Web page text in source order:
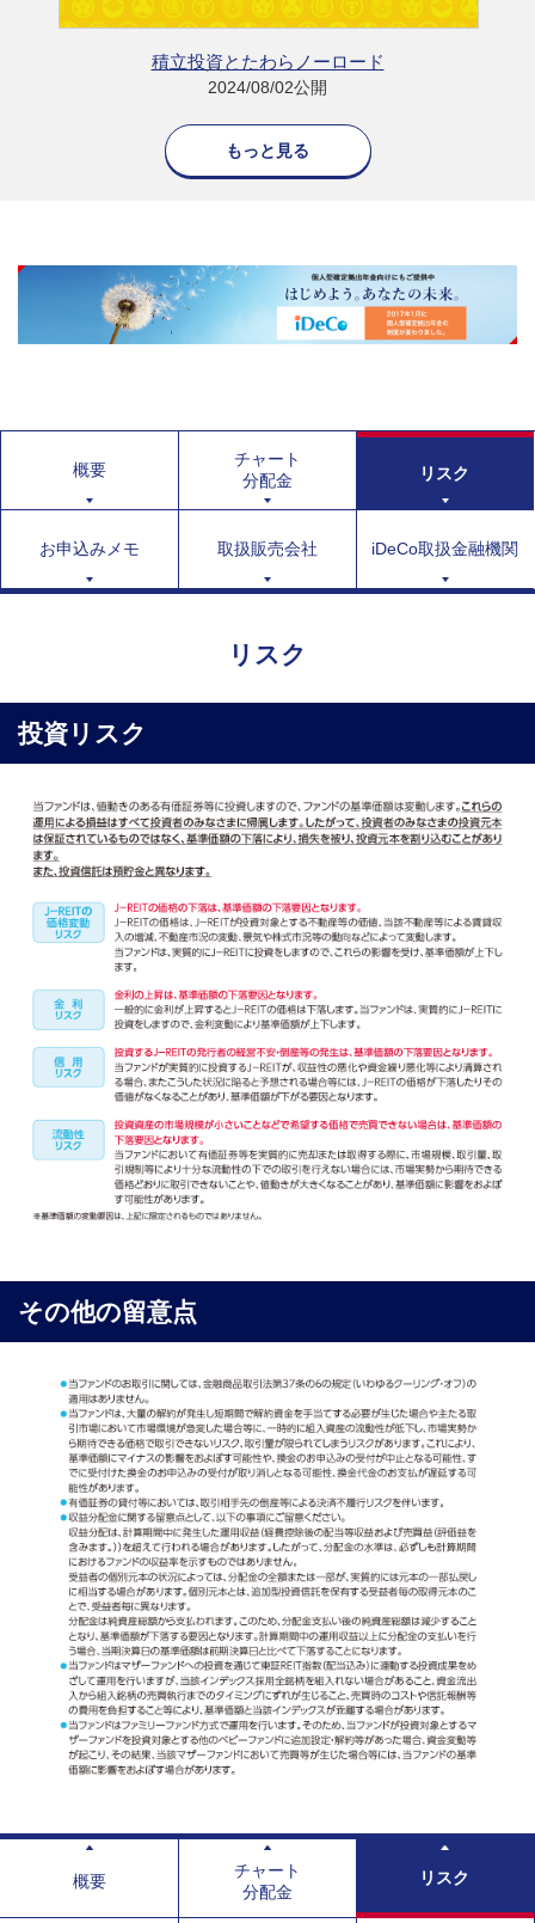
積立投資とたわらノーロード
2024/08/02公開
もっと見る
概要
チャート
分配金
リスク
お申込みメモ 取扱販売会社 iDeCo取扱金融機関
リスク
投資リスク
その他の留意点
概要
チャート
分配金
リスク